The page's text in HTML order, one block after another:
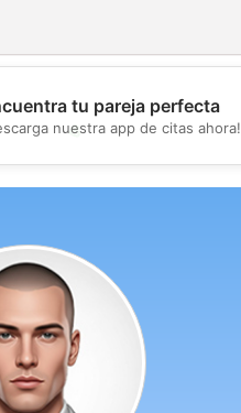
💖
tu pareja perfecta
nuestra app de citas ahora!